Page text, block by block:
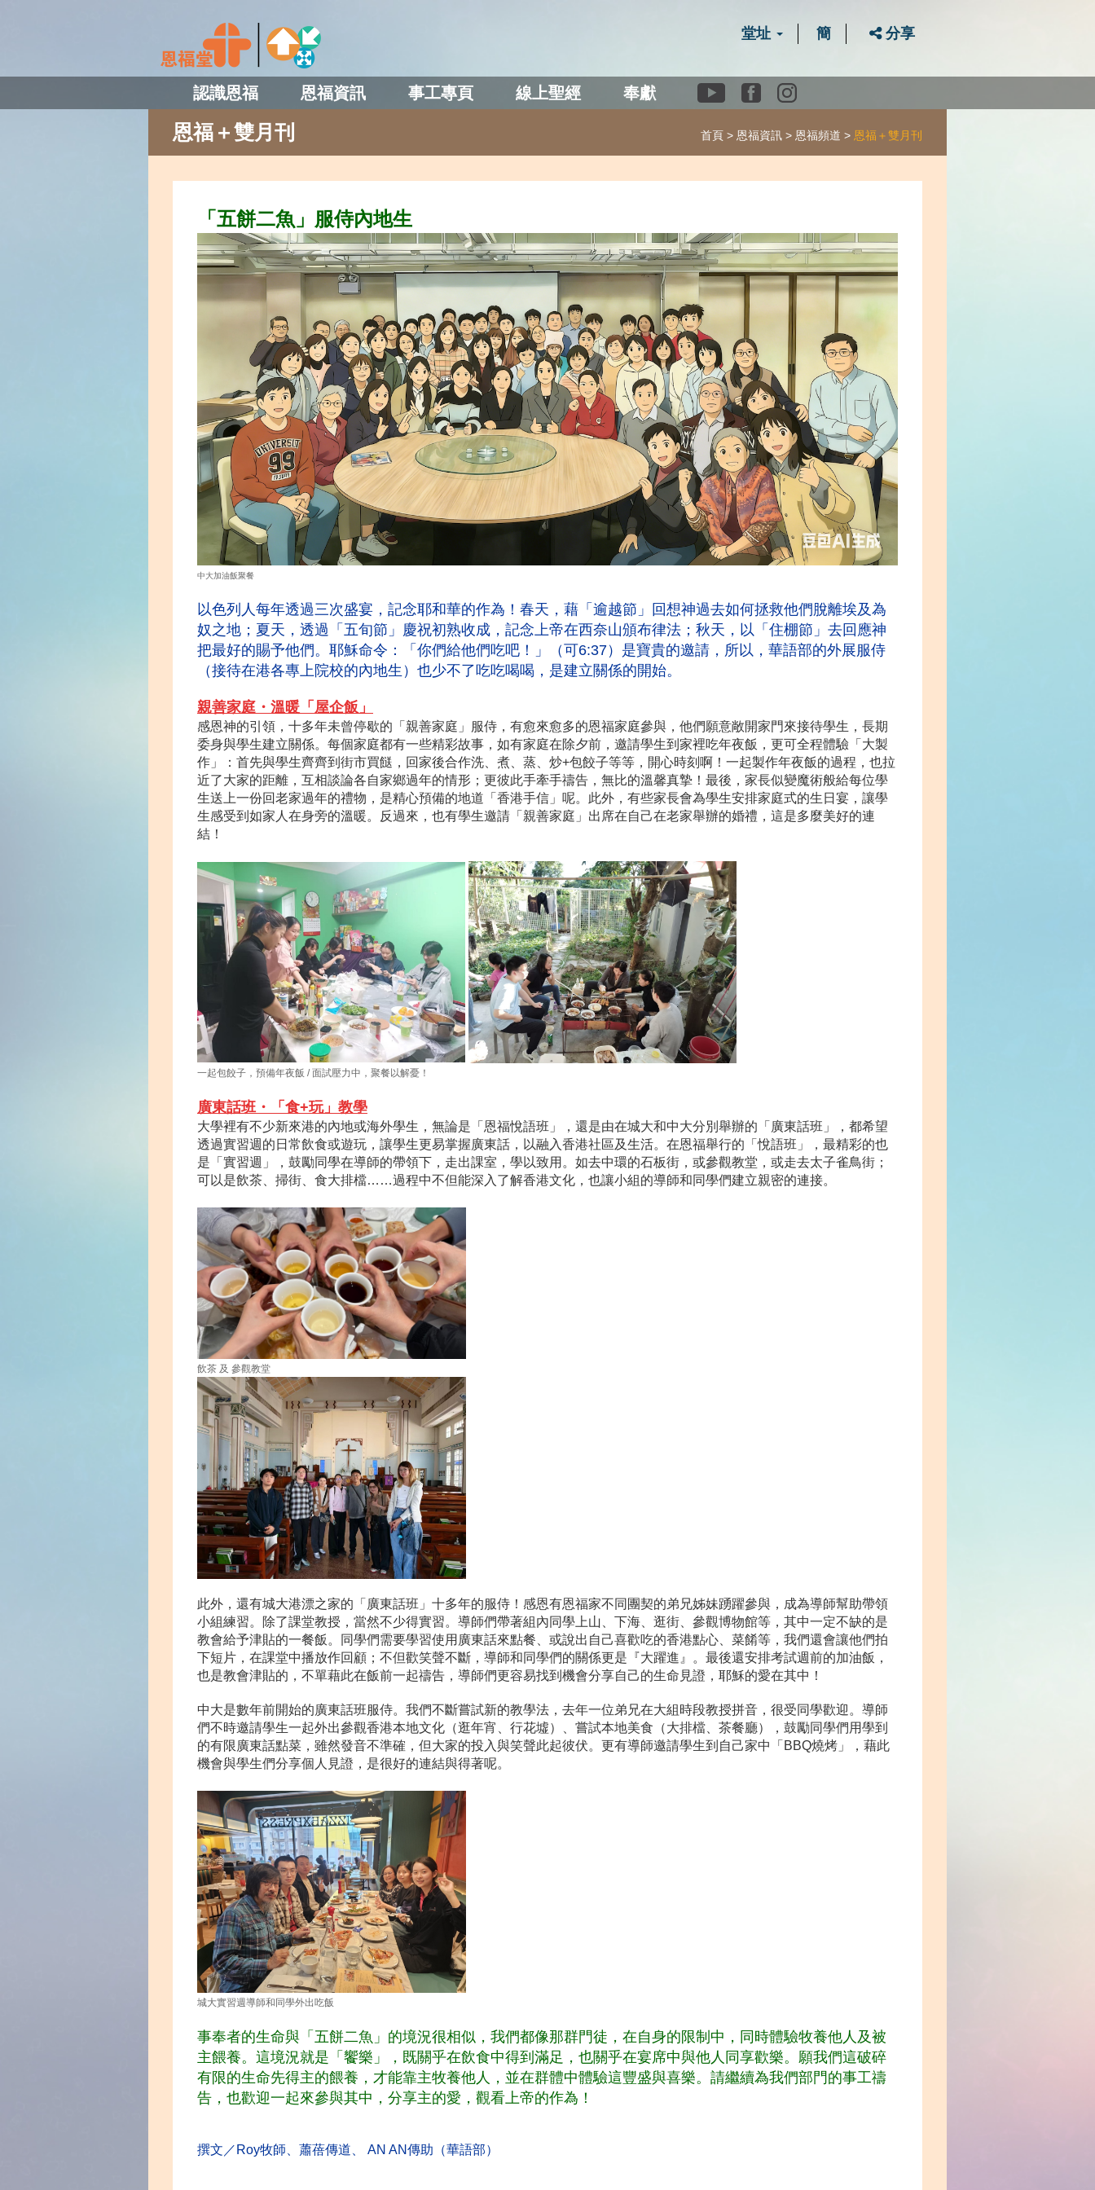
堂址 簡 分享
認識恩福 恩福資訊 事工專頁 線上聖經 奉獻
YoutubeFacebook
恩福＋雙月刊 首頁 恩福資訊 恩福頻道 恩福＋雙月刊
「五餅二魚」服侍內地生
中大加油飯聚餐
以色列人每年透過三次盛宴，記念耶和華的作為！春天，藉「逾越節」回想神過去如何拯救他們脫離埃及為
奴之地；夏天，透過「五旬節」慶祝初熟收成，記念上帝在西奈山頒布律法；秋天，以「住棚節」去回應神
把最好的賜予他們。耶穌命令：「你們給他們吃吧！」（可6:37）是寶貴的邀請，所以，華語部的外展服侍
（接待在港各專上院校的內地生）也少不了吃吃喝喝，是建立關係的開始。
親善家庭・溫暖「 屋企飯」
感恩神的引領，十多年未曾停歇的「親善家庭」服侍，有愈來愈多的恩福家庭參與，他們願意敞開家門來接待學生，長期
委身與學生建立關係。每個家庭都有一些精彩故事，如有家庭在除夕前，邀請學生到家裡吃年夜飯，更可全程體驗「大製
作」：首先與學生齊齊到街市買餸，回家後合作洗、煮、蒸、炒+包餃子等等，開心時刻啊！一起製作年夜飯的過程，也拉
近了大家的距離，互相談論各自家鄉過年的情形；更彼此手牽手禱告，無比的溫馨真摯！最後，家長似變魔術般給每位學
生送上一份回老家過年的禮物，是精心預備的地道「香港手信」呢。此外，有些家長會為學生安排家庭式的生日宴，讓學
生感受到如家人在身旁的溫暖。反過來，也有學生邀請「親善家庭」出席在自己在老家舉辦的婚禮，這是多麼美好的連
結！
一起包餃子，預備年夜飯 / 面試壓力中，聚餐以解憂！
廣東話班・「食+玩」教學
大學裡有不少新來港的內地或海外學生，無論是「恩福悅語班」，還是由在城大和中大分別舉辦的「廣東話班」，都希望
透過實習週的日常飲食或遊玩，讓學生更易掌握廣東話，以融入香港社區及生活。在恩福舉行的「悅語班」，最精彩的也
是「實習週」，鼓勵同學在導師的帶領下，走出課室，學以致用。如去中環的石板街，或參觀教堂，或走去太子雀鳥街；
可以是飲茶、掃街、食大排檔……過程中不但能深入了解香港文化，也讓小組的導師和同學們建立親密的連接。
飲茶 及 參觀教堂
此外，還有城大港漂之家的「廣東話班」十多年的服侍！感恩有恩福家不同團契的弟兄姊妹踴躍參與，成為導師幫助帶領
小組練習。除了課堂教授，當然不少得實習。導師們帶著組內同學上山、下海、逛街、參觀博物館等，其中一定不缺的是
教會給予津貼的一餐飯。同學們需要學習使用廣東話來點餐、或說出自己喜歡吃的香港點心、菜餚等，我們還會讓他們拍
下短片，在課堂中播放作回顧；不但歡笑聲不斷，導師和同學們的關係更是『大躍進』。最後還安排考試週前的加油飯，
也是教會津貼的，不單藉此在飯前一起禱告，導師們更容易找到機會分享自己的生命見證，耶穌的愛在其中！
中大是數年前開始的廣東話班服侍。我們不斷嘗試新的教學法，去年一位弟兄在大組時段教授拼音，很受同學歡迎。導師
們不時邀請學生一起外出參觀香港本地文化（逛年宵、行花墟）、嘗試本地美食（大排檔、茶餐廳），鼓勵同學們用學到
的有限廣東話點菜，雖然發音不準確，但大家的投入與笑聲此起彼伏。更有導師邀請學生到自己家中「BBQ燒烤」，藉此
機會與學生們分享個人見證，是很好的連結與得著呢。
城大實習週導師和同學外出吃飯
事奉者的生命與「五餅二魚」的境況很相似，我們都像那群門徒，在自身的限制中，同時體驗牧養他人及被
主餵養。這境況就是「饗樂」，既關乎在飲食中得到滿足，也關乎在宴席中與他人同享歡樂。願我們這破碎
有限的生命先得主的餵養，才能靠主牧養他人 ，並在群體中體驗這豐盛與喜樂。請繼續為我們部門的事工禱
告，也歡迎一起來參與其中，分享主的愛，觀看上帝的作為！
撰文／Roy牧師、蕭蓓傳道、 AN AN傳助（華語部）